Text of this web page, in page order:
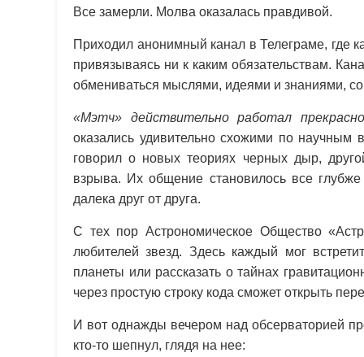
Все замерли. Молва оказалась правдивой.
Приходил анонимный канал в Телеграме, где
привязываясь ни к каким обязательствам.
обмениваться мыслями, идеями и знаниями,
«Мэтч» действительно работал прекрасно
оказались удивительно схожими по научным
говорил о новых теориях черных дыр,
взрыва. Их общение становилось все
далека друг от друга.
С тех пор Астрономическое Общество
любителей звезд. Здесь каждый мог
планеты или рассказать о тайнах
через простую строку кода сможет открыть
И вот однажды вечером над обсерваторией
кто-то шепнул, глядя на нее: